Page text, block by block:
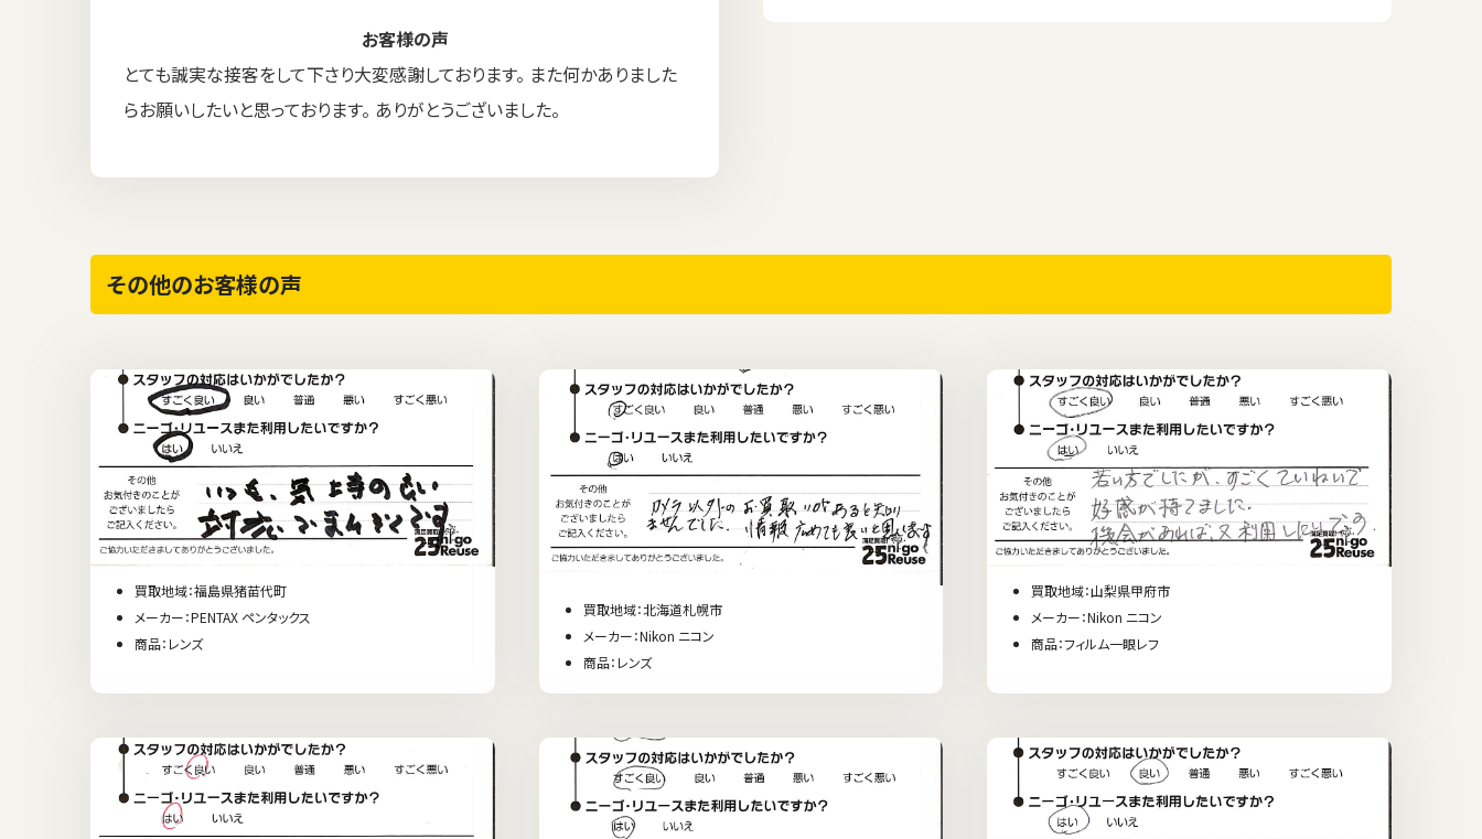
お客様の声
とても誠実な接客をして下さり大変感謝しております。 また何かありました
らお願いしたいと思っております。 ありがとうございました。
その他のお客様の声
買取地域：福島県猪苗代町
メーカー：PENTAX ペンタックス
商品：レンズ
買取地域：北海道札幌市
メーカー：Nikon ニコン
商品：レンズ
買取地域：山梨県甲府市
メーカー：Nikon ニコン
商品：フィルム一眼レフ